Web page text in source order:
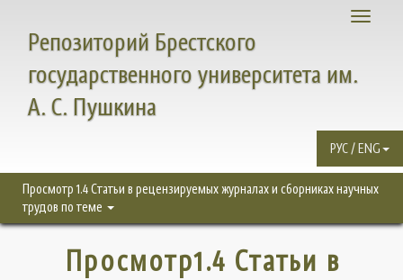
Toggle
Репозиторий Брестского
государственного университета им.
А. С. Пушкина
РУС / ENG
Просмотр 1.4 Статьи в рецензируемых журналах и сборниках научных
трудов по теме
Просмотр1.4 Статьи в